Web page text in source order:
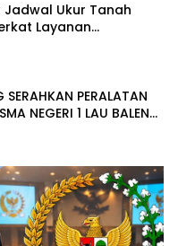
Ukur Tanah
Layanan
SERAHKAN PERALATAN
NEGERI 1 LAU BALENG